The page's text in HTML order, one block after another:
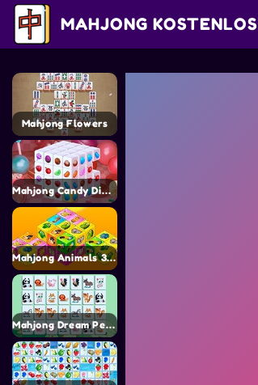
MAHJONG KOSTENLOS
Mahjong Flowers
Mahjong Candy Dimensions
Mahjong Animals 3d Cube
Mahjong Dream Pet Link 3